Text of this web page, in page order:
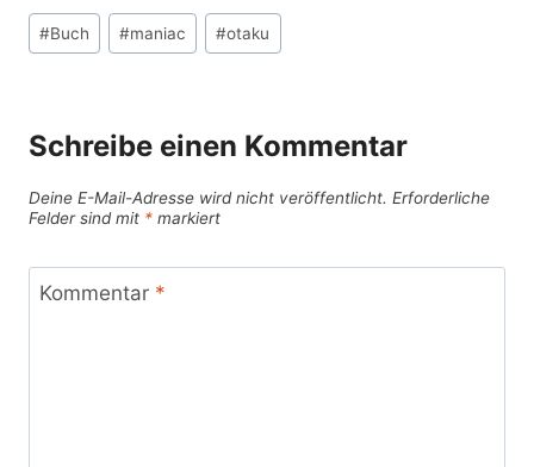
Schlagworte:
#Buch #maniac #otaku
Schreibe einen Kommentar
Deine E-Mail-Adresse wird nicht veröffentlicht. Erforderliche
Felder sind mit * markiert
Kommentar *